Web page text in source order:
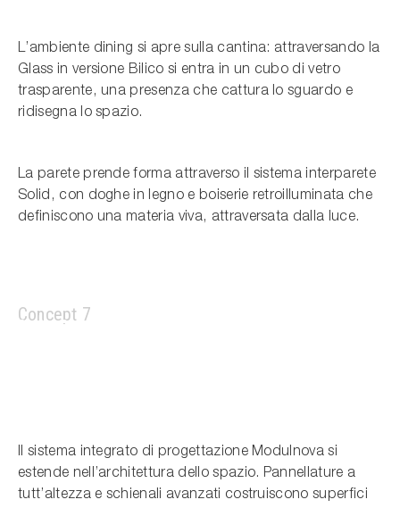
L’ambiente dining si apre sulla cantina: attraversando la
Glass in versione Bilico si entra in un cubo di vetro
trasparente, una presenza che cattura lo sguardo e
ridisegna lo spazio.
La parete prende forma attraverso il sistema interparete
Solid, con doghe in legno e boiserie retroilluminata che
definiscono una materia viva, attraversata dalla luce.
Concept 7
Living room
Il sistema integrato di progettazione Modulnova si
estende nell’architettura dello spazio. Pannellature a
tutt’altezza e schienali avanzati costruiscono superfici